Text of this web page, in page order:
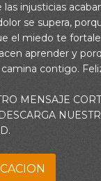
de tu
en ti. Mi futuro
asi lo establece
esperanza que
Tus
ni
injusticias
se supera,
el miedo te
aprender y
contigo.
MENSAJE